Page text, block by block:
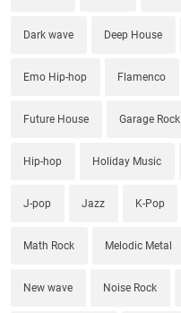
Dark wave Deep House
Emo Hip-hop Flamenco
Future House Garage Rock
Hip-hop Holiday Music
J-pop Jazz K-Pop
Math Rock Melodic Metal
New wave Noise Rock